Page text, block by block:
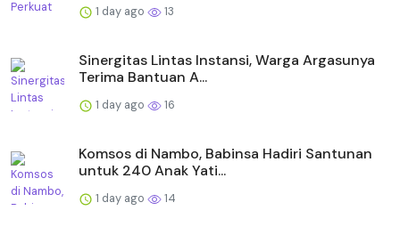
1 day ago 13
Sinergitas Lintas Instansi, Warga Argasunya
Terima Bantuan A...
1 day ago 16
Komsos di Nambo, Babinsa Hadiri Santunan
untuk 240 Anak Yati...
1 day ago 14